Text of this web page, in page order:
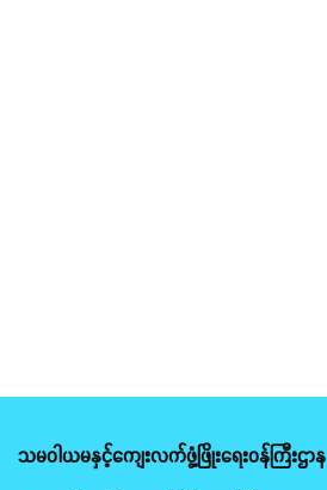
သမဝါယမနှင့်ကျေးလက်ဖွံ့ဖြိုးရေးဝန်ကြီးဌာန